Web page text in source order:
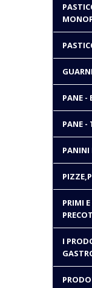
PANE -
PANE -
PANINI
PRIMI
I